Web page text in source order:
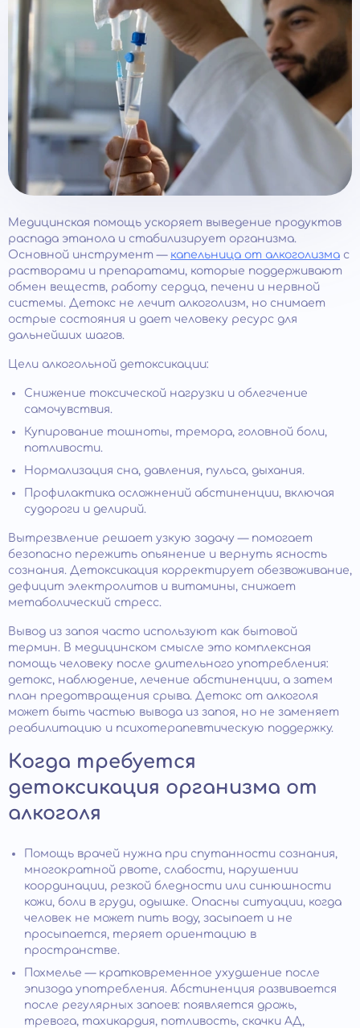
Медицинская помощь ускоряет выведение продуктов
распада этанола и стабилизирует организма.
Основной инструмент — капельница от алкоголизма с
растворами и препаратами, которые поддерживают
обмен веществ, работу сердца, печени и нервной
системы. Детокс не лечит алкоголизм, но снимает
острые состояния и дает человеку ресурс для
дальнейших шагов.
Цели алкогольной детоксикации:
Снижение токсической нагрузки и облегчение
самочувствия.
Купирование тошноты, тремора, головной боли,
потливости.
Нормализация сна, давления, пульса, дыхания.
Профилактика осложнений абстиненции, включая
судороги и делирий.
Вытрезвление решает узкую задачу — помогает
безопасно пережить опьянение и вернуть ясность
сознания. Детоксикация корректирует обезвоживание,
дефицит электролитов и витамины, снижает
метаболический стресс.
Вывод из запоя часто используют как бытовой
термин. В медицинском смысле это комплексная
помощь человеку после длительного употребления:
детокс, наблюдение, лечение абстиненции, а затем
план предотвращения срыва. Детокс от алкоголя
может быть частью вывода из запоя, но не заменяет
реабилитацию и психотерапевтическую поддержку.
Когда требуется
детоксикация организма от
алкоголя
Помощь врачей нужна при спутанности сознания,
многократной рвоте, слабости, нарушении
координации, резкой бледности или синюшности
кожи, боли в груди, одышке. Опасны ситуации, когда
человек не может пить воду, засыпает и не
просыпается, теряет ориентацию в
пространстве.
Похмелье — кратковременное ухудшение после
эпизода употребления. Абстиненция развивается
после регулярных запоев: появляется дрожь,
тревога, тахикардия, потливость, скачки АД,